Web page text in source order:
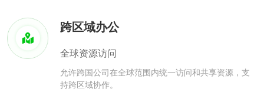
跨区域办公
全球资源访问
允许跨国公司在全球范围内统一访问和共享资源，支
持跨区域协作。